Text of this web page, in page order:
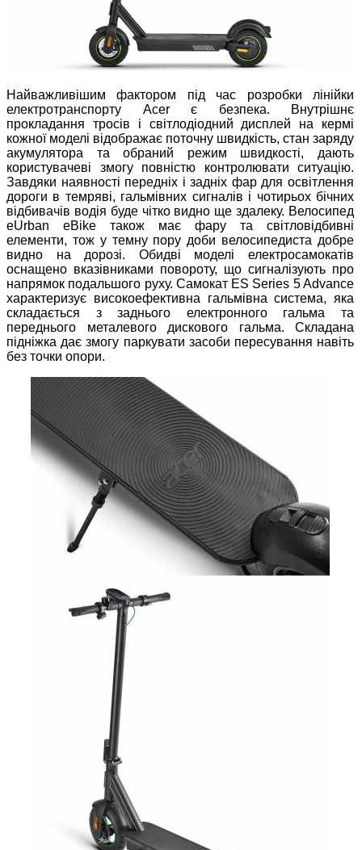
Найважливішим фактором під час розробки лінійки
електротранспорту Acer є безпека. Внутрішнє
прокладання тросів і світлодіодний дисплей на кермі
кожної моделі відображає поточну швидкість, стан заряду
акумулятора та обраний режим швидкості, дають
користувачеві змогу повністю контролювати ситуацію.
Завдяки наявності передніх і задніх фар для освітлення
дороги в темряві, гальмівних сигналів і чотирьох бічних
відбивачів водія буде чітко видно ще здалеку. Велосипед
eUrban eBike також має фару та світловідбивні
елементи, тож у темну пору доби велосипедиста добре
видно на дорозі. Обидві моделі електросамокатів
оснащено вказівниками повороту, що сигналізують про
напрямок подальшого руху. Самокат ES Series 5 Advance
характеризує високоефективна гальмівна система, яка
складається з заднього електронного гальма та
переднього металевого дискового гальма. Складана
підніжка дає змогу паркувати засоби пересування навіть
без точки опори.